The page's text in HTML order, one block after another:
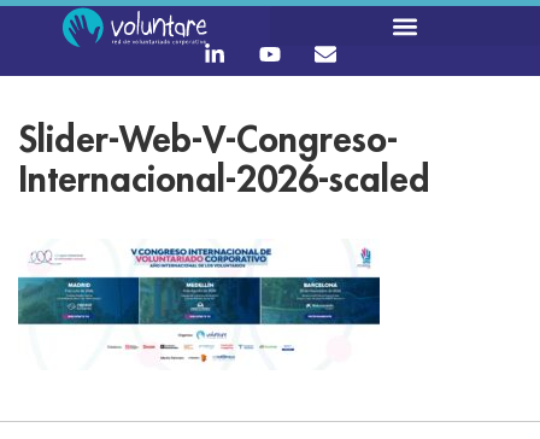
Slider-Web-V-Congreso-
Internacional-2026-scaled